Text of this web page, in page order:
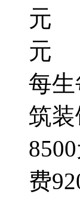
元
元
每
筑
费